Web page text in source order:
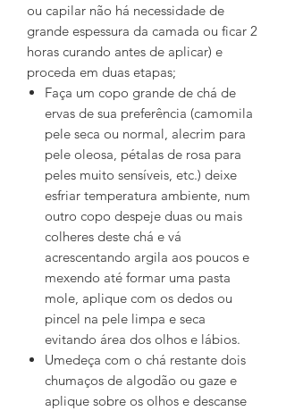
ou capilar não há necessidade de
grande espessura da camada ou ficar 2
horas curando antes de aplicar) e
proceda em duas etapas;
Faça um copo grande de chá de
ervas de sua preferência (camomila
pele seca ou normal, alecrim para
pele oleosa, pétalas de rosa para
peles muito sensíveis, etc.) deixe
esfriar temperatura ambiente, num
outro copo despeje duas ou mais
colheres deste chá e vá
acrescentando argila aos poucos e
mexendo até formar uma pasta
mole, aplique com os dedos ou
pincel na pele limpa e seca
evitando área dos olhos e lábios.
Umedeça com o chá restante dois
chumaços de algodão ou gaze e
aplique sobre os olhos e descanse